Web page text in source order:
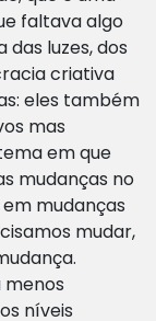
faltava algo
luzes, dos
criativa
eles também
mas
em que
mudanças no
mudanças
mudar,
níveis